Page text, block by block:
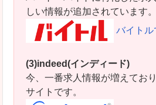
しい情報が追加されています。
バイトル
(3)indeed(インディード)
今、一番求人情報が増えてお
サイトです。